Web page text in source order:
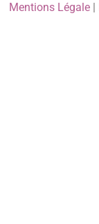
Mentions Légale